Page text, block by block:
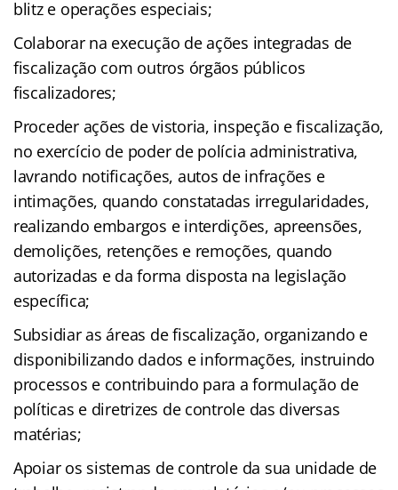
blitz e operações especiais;
Colaborar na execução de ações integradas de
fiscalização com outros órgãos públicos
fiscalizadores;
Proceder ações de vistoria, inspeção e fiscalização,
no exercício de poder de polícia administrativa,
lavrando notificações, autos de infrações e
intimações, quando constatadas irregularidades,
realizando embargos e interdições, apreensões,
demolições, retenções e remoções, quando
autorizadas e da forma disposta na legislação
específica;
Subsidiar as áreas de fiscalização, organizando e
disponibilizando dados e informações, instruindo
processos e contribuindo para a formulação de
políticas e diretrizes de controle das diversas
matérias;
Apoiar os sistemas de controle da sua unidade de